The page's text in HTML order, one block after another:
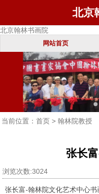
北京
北京翰林书画院
网站首页
当前位置： 首页> 翰林院教授
张长
浏览次数:3024
张长富-翰林院文化艺术中心